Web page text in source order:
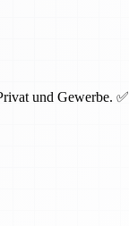
und Gewerbe. ✅